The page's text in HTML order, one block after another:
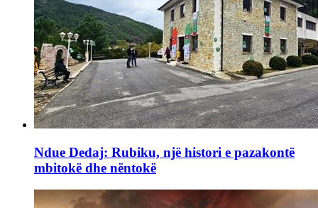
Ndue Dedaj: Rubiku, një histori e pazakontë
mbitokë dhe nëntokë